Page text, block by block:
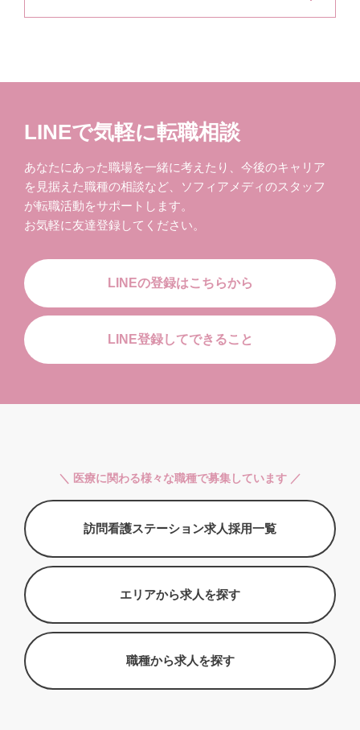
LINEで気軽に転職相談
あなたにあった職場を一緒に考えたり、今後のキャリア
を見据えた職種の相談など、ソフィアメディのスタッフ
が転職活動をサポートします。
お気軽に友達登録してください。
LINEの登録はこちらから
LINE登録してできること
＼ 医療に関わる様々な職種で募集しています ／
訪問看護ステーション求人採用一覧
エリアから求人を探す
職種から求人を探す